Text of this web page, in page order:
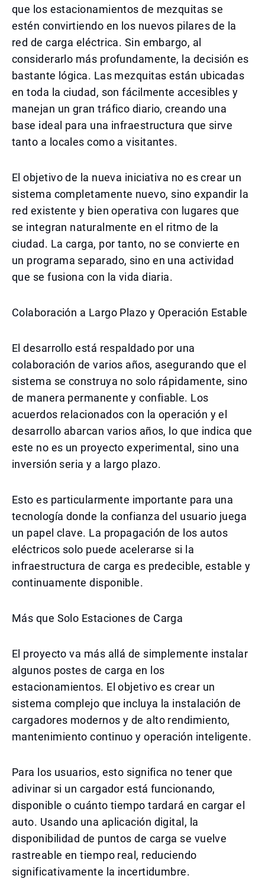
que los estacionamientos de mezquitas se
estén convirtiendo en los nuevos pilares de la
red de carga eléctrica. Sin embargo, al
considerarlo más profundamente, la decisión es
bastante lógica. Las mezquitas están ubicadas
en toda la ciudad, son fácilmente accesibles y
manejan un gran tráfico diario, creando una
base ideal para una infraestructura que sirve
tanto a locales como a visitantes.
El objetivo de la nueva iniciativa no es crear un
sistema completamente nuevo, sino expandir la
red existente y bien operativa con lugares que
se integran naturalmente en el ritmo de la
ciudad. La carga, por tanto, no se convierte en
un programa separado, sino en una actividad
que se fusiona con la vida diaria.
Colaboración a Largo Plazo y Operación Estable
El desarrollo está respaldado por una
colaboración de varios años, asegurando que el
sistema se construya no solo rápidamente, sino
de manera permanente y confiable. Los
acuerdos relacionados con la operación y el
desarrollo abarcan varios años, lo que indica que
este no es un proyecto experimental, sino una
inversión seria y a largo plazo.
Esto es particularmente importante para una
tecnología donde la confianza del usuario juega
un papel clave. La propagación de los autos
eléctricos solo puede acelerarse si la
infraestructura de carga es predecible, estable y
continuamente disponible.
Más que Solo Estaciones de Carga
El proyecto va más allá de simplemente instalar
algunos postes de carga en los
estacionamientos. El objetivo es crear un
sistema complejo que incluya la instalación de
cargadores modernos y de alto rendimiento,
mantenimiento continuo y operación inteligente.
Para los usuarios, esto significa no tener que
adivinar si un cargador está funcionando,
disponible o cuánto tiempo tardará en cargar el
auto. Usando una aplicación digital, la
disponibilidad de puntos de carga se vuelve
rastreable en tiempo real, reduciendo
significativamente la incertidumbre.